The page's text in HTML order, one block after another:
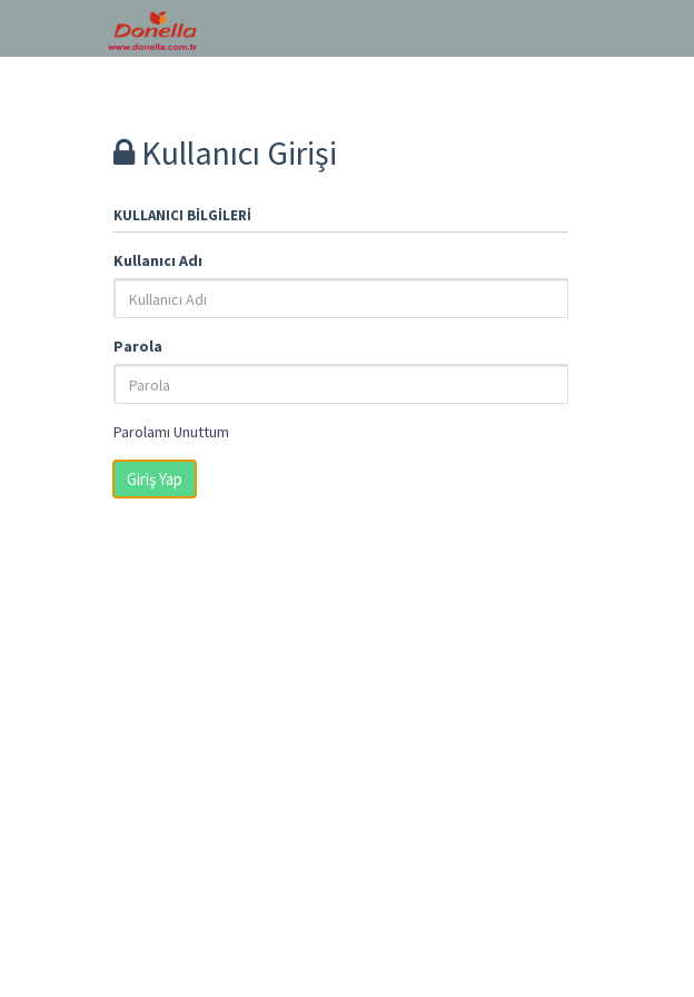
Kullanıcı Girişi
KULLANICI BILGILERI
Kullanıcı Adı
Parola
Parolamı Unuttum